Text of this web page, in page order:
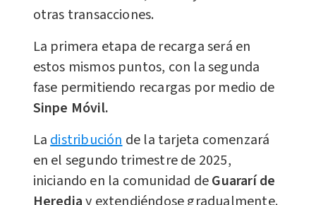
otras transacciones.
La primera etapa de recarga será en
estos mismos puntos, con la segunda
fase permitiendo recargas por medio de
Sinpe Móvil.
La distribución de la tarjeta comenzará
en el segundo trimestre de 2025,
iniciando en la comunidad deGuararí de